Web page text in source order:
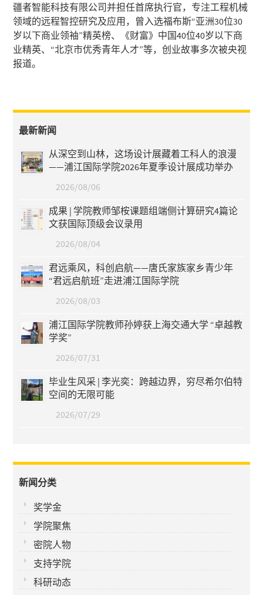
疆者智能科技有限公司并担任首席执行官，专注工程机械
领域的远程智控研究及应用，曾入选福布斯“亚洲30位30
岁以下商业领袖”精英榜、《财富》中国40位40岁以下商
业精英、“北京市优秀青年人才”等，创业故事多次被央视
报道。
最新新闻
从深空到山林，这场设计展藏着工科人的浪漫
——浦江国际学院2026年夏季设计展成功举办
2026/08/06
成果 | 学院教师邹桉课题组端侧计算研究4篇论
文获国际顶级会议录用
2026/08/04
君远乘风，科创启航——唐氏家族家乡青少年
“君远启航班”走进浦江国际学院
2026/08/03
浦江国际学院教师孙婷获上海交通大学 “卓越教
学奖”
2026/07/31
毕业生风采 | 李光奕：跨越边界，穷尽希尔伯特
空间的无限可能
2026/07/29
新闻分类
奖学金
学院聚焦
密院人物
支持学院
科研动态